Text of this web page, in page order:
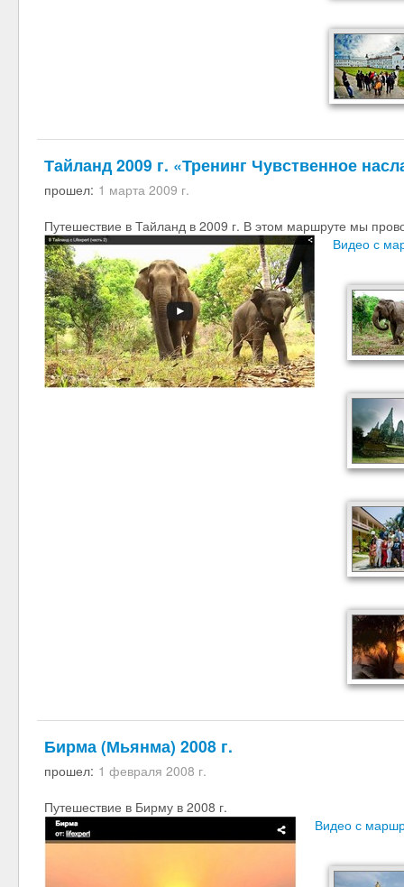
Тайланд 2009 г. «Тренинг Чувственное
прошел: 1 марта 2009 г.
Путешествие в Тайланд в 2009 г. В этом маршруте мы
Видео с
Бирма (Мьянма) 2008 г.
прошел: 1 февраля 2008 г.
Путешествие в Бирму в 2008 г.
Видео с